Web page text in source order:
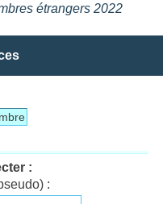
étrangers 2022
:
: